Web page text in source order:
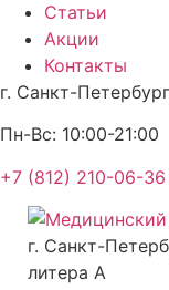
Статьи
Акции
Контакты
г. Санкт-
Пн-Вс: 10:00-21:00
+7 (812) 210-06-36
г. Санкт-
литера А